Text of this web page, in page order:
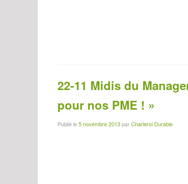
22-11 Midis du
pour nos PME ! »
Publié le5 novembre 2013parCharleroi Durable